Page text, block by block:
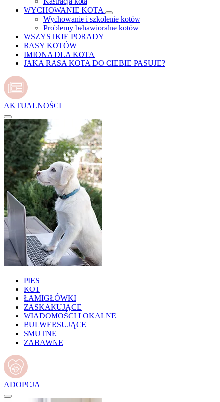
WYCHOWANIE KOTA
Wychowanie i szkolenie kotów
Problemy behawioralne kotów
WSZYSTKIE PORADY
RASY KOTÓW
IMIONA DLA KOTA
JAKA RASA KOTA DO CIEBIE PASUJE?
AKTUALNOŚCI
PIES
KOT
ŁAMIGŁÓWKI
ZASKAKUJĄCE
WIADOMOŚCI LOKALNE
BULWERSUJĄCE
SMUTNE
ZABAWNE
ADOPCJA